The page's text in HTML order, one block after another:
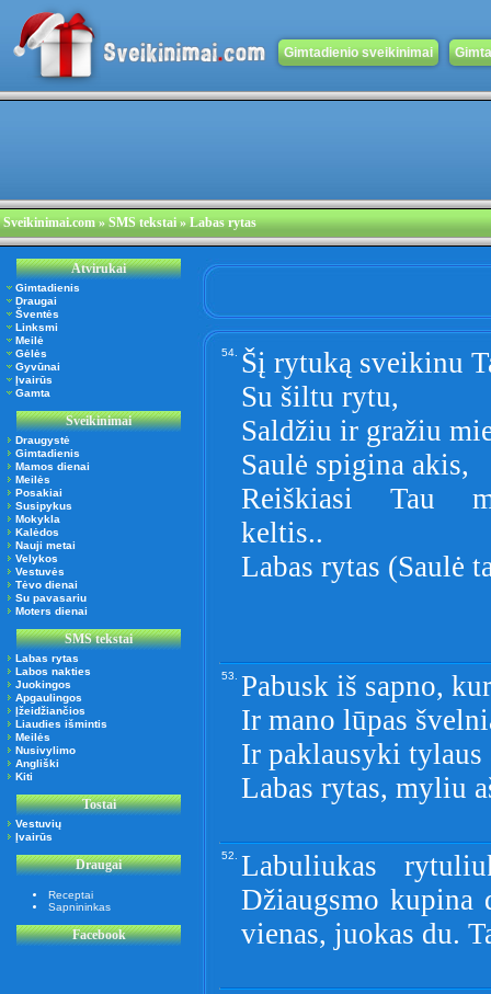
Gimtadienio sveikinimai
Sveikinimai.com» SMS tekstai » Labas rytas
Atvirukai
Gimtadienis
Draugai
Šventės
Linksmi
Meilė
Gėlės
Gyvūnai
Įvairūs
Gamta
Sveikinimai
Draugystė
Gimtadienis
Mamos dienai
Meilės
Posakiai
Susipykus
Mokykla
Kalėdos
Nauji metai
Velykos
Vestuvės
Tėvo dienai
Su pavasariu
Moters dienai
SMS tekstai
Labas rytas
Labos nakties
Juokingos
Apgaulingos
Įžeidžiančios
Liaudies išmintis
Meilės
Nusivylimo
Angliški
Kiti
Tostai
Vestuvių
Įvairūs
Draugai
Receptai
Sapnininkas
Facebook
54. Šį rytuką sveikinu
Su šiltu rytu,
Saldžiu ir gražiu
Saulė spigina akis,
Reiškiasi Tau
keltis..
Labas rytas (Saulė
53. Pabusk iš sapno,
Ir mano lūpas
Ir paklausyki tylaus
Labas rytas, myliu
52. Labuliukas
Džiaugsmo kupina
vienas, juokas du.